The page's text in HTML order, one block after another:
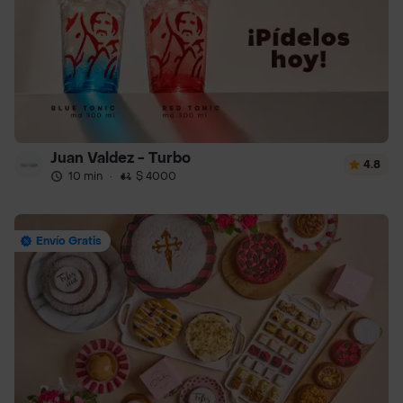
Juan Valdez - Turbo
10 min · $ 4000
4.8
Envío Gratis